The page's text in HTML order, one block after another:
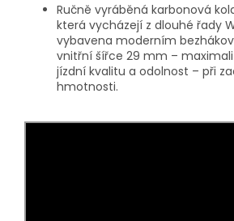
Ručně vyráběná karbonová
která vycházejí z dlouhé řady
vybavena moderním
vnitřní šířce 29 mm –
jízdní kvalitu a odolnost – při
hmotnosti.